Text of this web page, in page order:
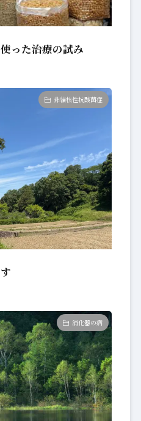
った治療の試み
非結核性抗酸菌症
消化器の病